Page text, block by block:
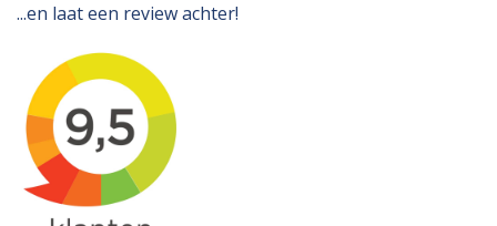
...en laat een review achter!